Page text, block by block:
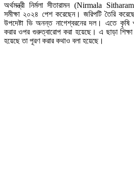
অর্থমন্ত্রী নির্মলা সীতারামন (Nirmala
সমীক্ষা ২০২৪ পেশ করেছেন। জরিপটি তৈরি
উপদেষ্টা ভি অনন্ত নাগেশ্বরনের দল। এতে কৃষি
করার ওপর গুরুত্বারোপ করা হয়েছে। এ ছাড়া শিক্ষা
হয়েছে তা পূরণ করার কথাও বলা হয়েছে।